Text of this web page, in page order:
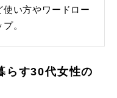
い方やワードロー
。
らす30代女性の